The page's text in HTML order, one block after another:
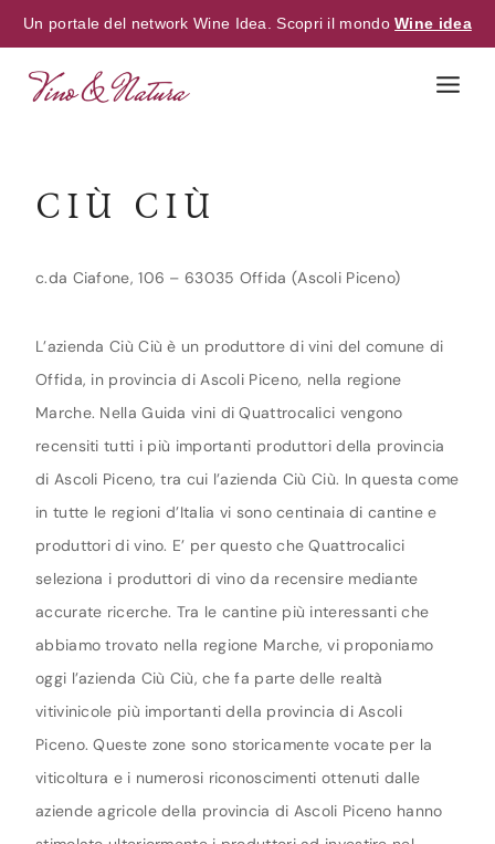
Un portale del network Wine Idea. Scopri il mondoWine idea
CIÙ CIÙ
c.da Ciafone, 106 – 63035 Offida (Ascoli Piceno)
L’azienda Ciù Ciù è un produttore di vini del comune di
Offida, in provincia di Ascoli Piceno, nella regione
Marche. Nella Guida vini di Quattrocalici vengono
recensiti tutti i più importanti produttori della provincia
di Ascoli Piceno, tra cui l’azienda Ciù Ciù. In questa come
in tutte le regioni d’Italia vi sono centinaia di cantine e
produttori di vino. E’ per questo che Quattrocalici
seleziona i produttori di vino da recensire mediante
accurate ricerche. Tra le cantine più interessanti che
abbiamo trovato nella regione Marche, vi proponiamo
oggi l’azienda Ciù Ciù, che fa parte delle realtà
vitivinicole più importanti della provincia di Ascoli
Piceno. Queste zone sono storicamente vocate per la
viticoltura e i numerosi riconoscimenti ottenuti dalle
aziende agricole della provincia di Ascoli Piceno hanno